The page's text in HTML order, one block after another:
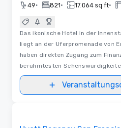
49• 821• 17.064 sq ft•
Das ikonische Hotel in der
liegt an der Uferpromenade von
haben direkten Zugang zum
berühmtesten